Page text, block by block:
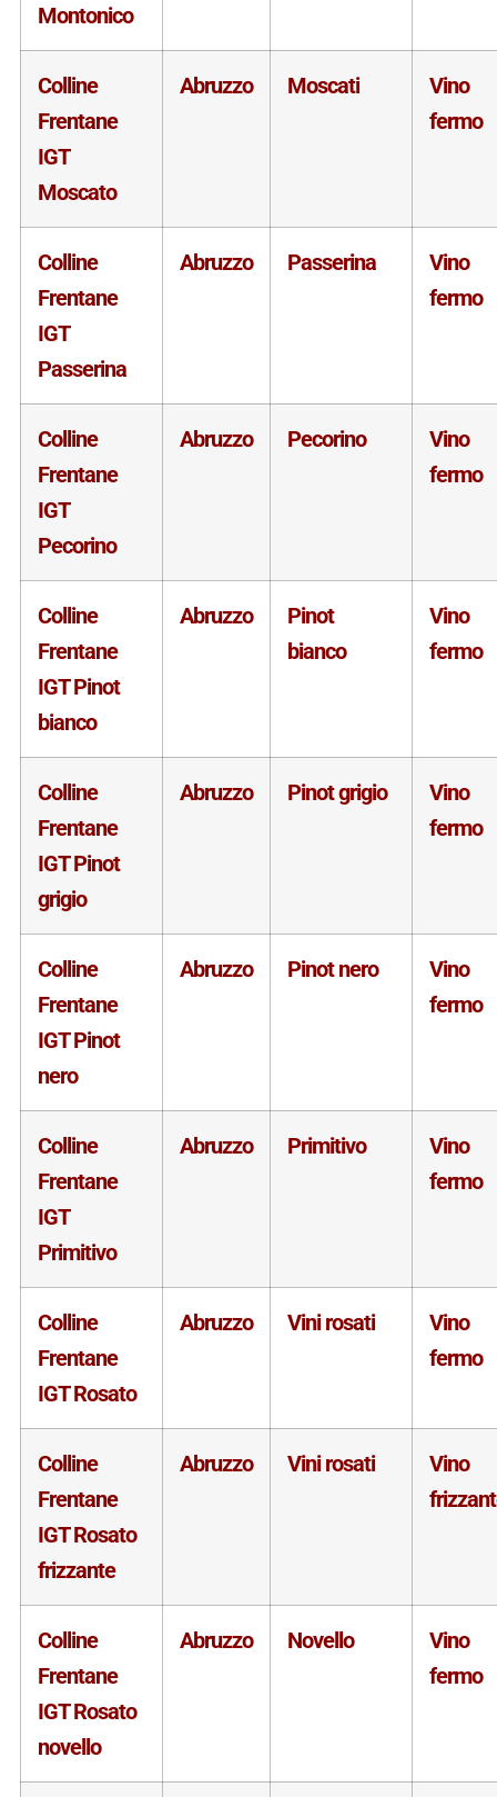
Montonico
Colline
Frentane
IGT
Moscato
Abruzzo Moscati
Vino
fermo
Colline
Frentane
IGT
Passerina
Abruzzo Passerina
Vino
fermo
Colline
Frentane
IGT
Pecorino
Abruzzo Pecorino
Vino
fermo
Colline
Frentane
IGT Pinot
bianco
Abruzzo
Pinot
bianco
Vino
fermo
Colline
Frentane
IGT Pinot
grigio
Abruzzo Pinot grigio
Vino
fermo
Colline
Frentane
IGT Pinot
nero
Abruzzo Pinot nero
Vino
fermo
Colline
Frentane
IGT
Primitivo
Abruzzo Primitivo
Vino
fermo
Colline
Frentane
IGT Rosato
Abruzzo Vini rosati
Vino
fermo
Colline
Frentane
IGT Rosato
frizzante
Abruzzo Vini rosati
Vino
Colline
Frentane
IGT Rosato
novello
Abruzzo Novello
Vino
fermo